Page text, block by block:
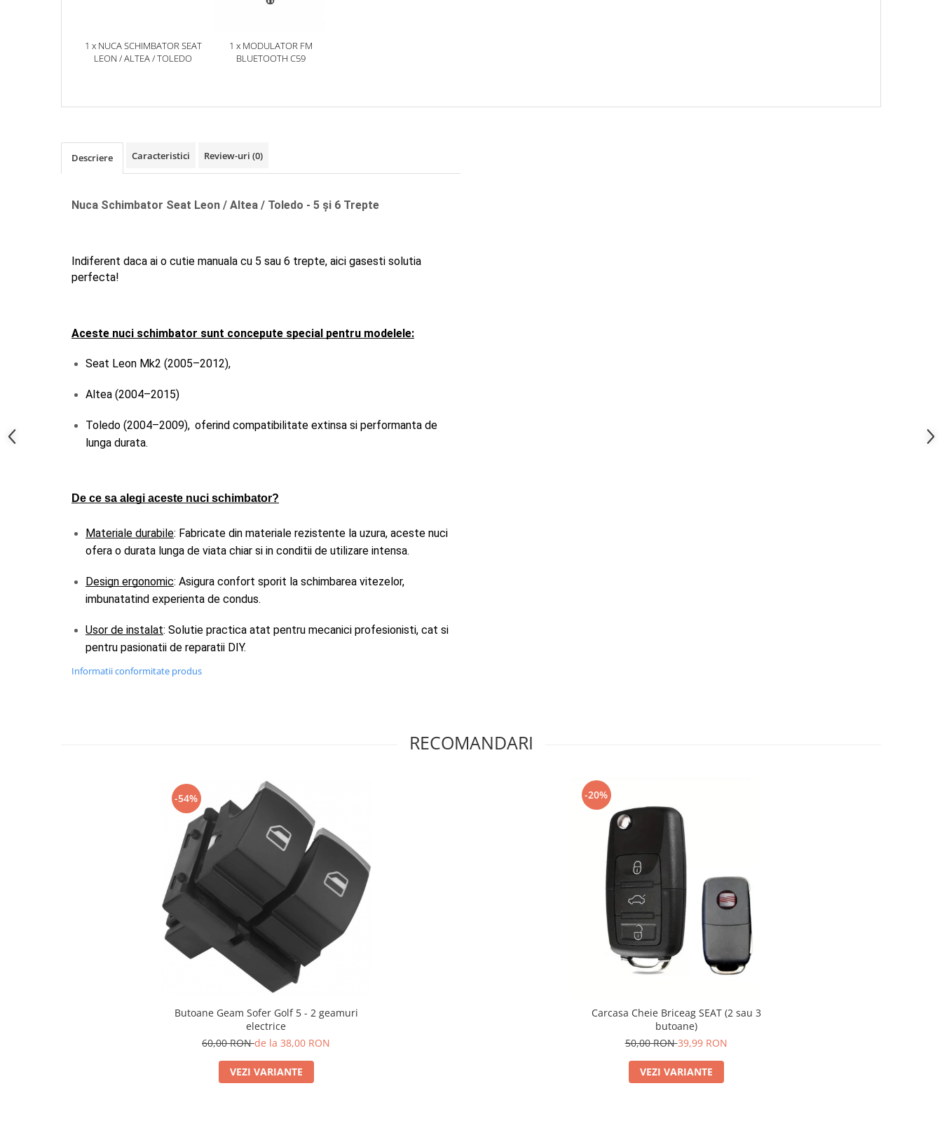
Piese Caroserie
Amortizoare Capota
Pompa Spalator Parbriz
Marcaje si Echipamente de
Aditivi Ulei Motor
Aditivi DPF, Sistem Racire si
Spray Curatare Frane
Produse Intretinere si Detailing
Lubrifianti si Spray-uri de Curatare
Vopsitorie, Chituri si Adezivi
Articole Auto Sezoniere
Produse de Iarna
Cabluri Pornire
1 x NUCA SCHIMBATOR SEAT
LEON / ALTEA / TOLEDO
1 x MODULATOR FM
BLUETOOTH C59
Descriere Caracteristici Review-uri (0)
Nuca Schimbator Seat Leon / Altea / Toledo - 5 și 6 Trepte
Indiferent daca ai o cutie manuala cu 5 sau 6 trepte, aici gasesti solutia
perfecta!
Aceste nuci schimbator sunt concepute special pentru modelele:
Seat Leon Mk2 (2005–2012),
Altea (2004–2015)
Toledo (2004–2009), oferind compatibilitate extinsa si performanta de
lunga durata.
De ce sa alegi aceste nuci schimbator?
Materiale durabile: Fabricate din materiale rezistente la uzura, aceste nuci
ofera o durata lunga de viata chiar si in conditii de utilizare intensa.
Design ergonomic: Asigura confort sporit la schimbarea vitezelor,
imbunatatind experienta de condus.
Usor de instalat: Solutie practica atat pentru mecanici profesionisti, cat si
pentru pasionatii de reparatii DIY.
Informatii conformitate produs
RECOMANDARI
-54%
Butoane Geam Sofer Golf 5 - 2 geamuri
electrice
60,00 RONde la 38,00 RON
VEZI VARIANTE
-20%
Carcasa Cheie Briceag SEAT (2 sau 3
butoane)
50,00 RON39,99 RON
VEZI VARIANTE